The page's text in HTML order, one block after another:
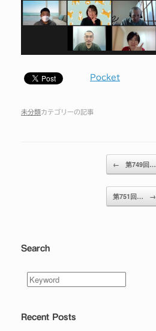
Pocket
未分類カテゴリーの記事
← 第749回…
第751回… →
Search
Recent Posts